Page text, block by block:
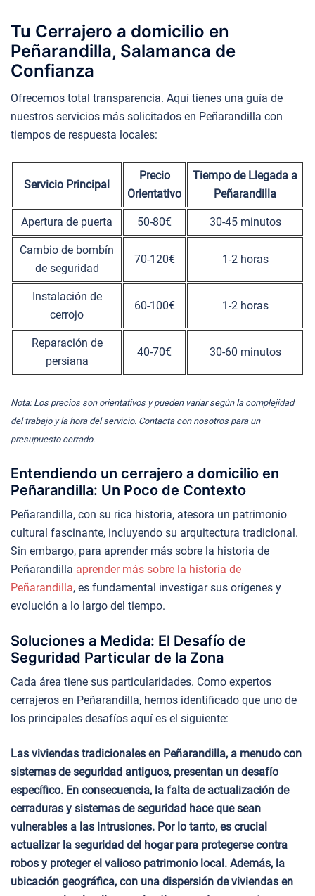
Tu Cerrajero a domicilio en
Peñarandilla, Salamanca de
Confianza
Ofrecemos total transparencia. Aquí tienes una guía de
nuestros servicios más solicitados en Peñarandilla con
tiempos de respuesta locales:
Servicio Principal
Precio
Orientativo
Tiempo de Llegada a
Peñarandilla
Apertura de puerta 50-80€ 30-45 minutos
Cambio de bombín
de seguridad
70-120€ 1-2 horas
Instalación de
cerrojo
60-100€ 1-2 horas
Reparación de
persiana
40-70€ 30-60 minutos
Nota: Los precios son orientativos y pueden variar según la complejidad
del trabajo y la hora del servicio. Contacta con nosotros para un
presupuesto cerrado.
Entendiendo un cerrajero a domicilio en
Peñarandilla: Un Poco de Contexto
Peñarandilla, con su rica historia, atesora un patrimonio
cultural fascinante, incluyendo su arquitectura tradicional.
Sin embargo, para aprender más sobre la historia de
Peñarandilla aprender más sobre la historia de
Peñarandilla, es fundamental investigar sus orígenes y
evolución a lo largo del tiempo.
Soluciones a Medida: El Desafío de
Seguridad Particular de la Zona
Cada área tiene sus particularidades. Como expertos
cerrajeros en Peñarandilla, hemos identificado que uno de
los principales desafíos aquí es el siguiente:
Las viviendas tradicionales en Peñarandilla, a menudo con
sistemas de seguridad antiguos, presentan un desafío
específico. En consecuencia, la falta de actualización de
cerraduras y sistemas de seguridad hace que sean
vulnerables a las intrusiones. Por lo tanto, es crucial
actualizar la seguridad del hogar para protegerse contra
robos y proteger el valioso patrimonio local. Además, la
ubicación geográfica, con una dispersión de viviendas en